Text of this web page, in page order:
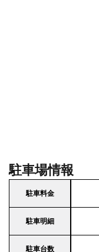
駐車場情報
駐車料金
駐車明細
駐車台数